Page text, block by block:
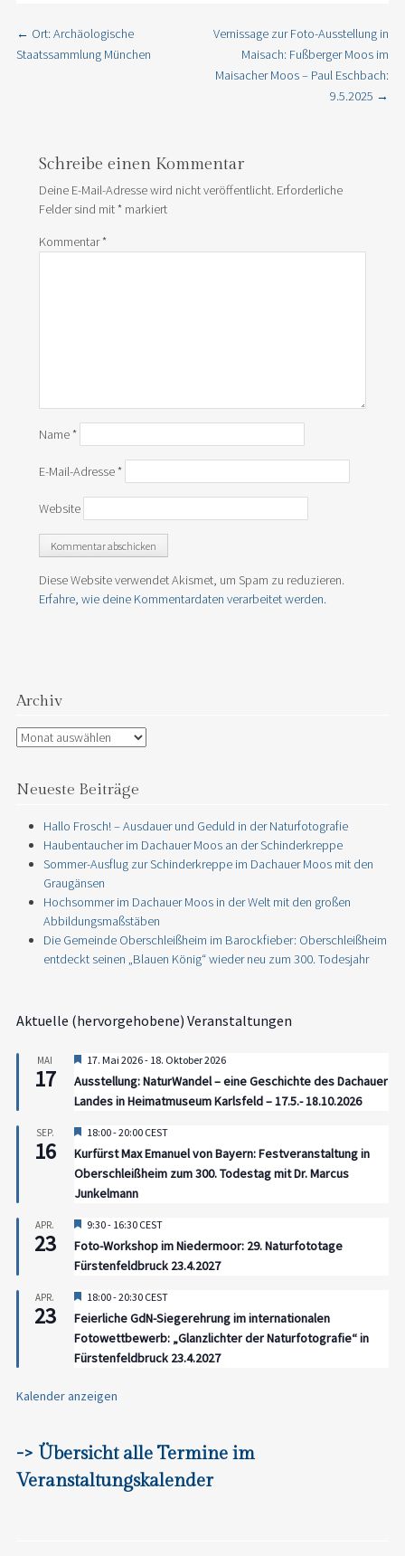
Post navigation
← Ort: Archäologische
Staatssammlung München
Vernissage zur Foto-Ausstellung in
Maisach: Fußberger Moos im
Maisacher Moos – Paul Eschbach:
9.5.2025 →
Schreibe einen Kommentar
Deine E-Mail-Adresse wird nicht veröffentlicht. Erforderliche
Felder sind mit*markiert
Kommentar*
Name*
E-Mail-Adresse*
Website
Diese Website verwendet Akismet, um Spam zu reduzieren.
Erfahre, wie deine Kommentardaten verarbeitet werden.
Archiv
Archiv
Neueste Beiträge
Hallo Frosch! – Ausdauer und Geduld in der Naturfotografie
Haubentaucher im Dachauer Moos an der Schinderkreppe
Sommer-Ausflug zur Schinderkreppe im Dachauer Moos mit den
Graugänsen
Hochsommer im Dachauer Moos in der Welt mit den großen
Abbildungsmaßstäben
Die Gemeinde Oberschleißheim im Barockfieber: Oberschleißheim
entdeckt seinen „Blauen König“ wieder neu zum 300. Todesjahr
Aktuelle (hervorgehobene) Veranstaltungen
MAI
17
Hervorgehoben
17. Mai 2026- 18. Oktober 2026
Ausstellung: NaturWandel – eine Geschichte des Dachauer
Landes in Heimatmuseum Karlsfeld – 17.5.- 18.10.2026
SEP.
16
Hervorgehoben
18:00-20:00 CEST
Kurfürst Max Emanuel von Bayern: Festveranstaltung in
Oberschleißheim zum 300. Todestag mit Dr. Marcus
Junkelmann
APR.
23
Hervorgehoben
9:30- 16:30 CEST
Foto-Workshop im Niedermoor: 29. Naturfototage
Fürstenfeldbruck 23.4.2027
APR.
23
Hervorgehoben
18:00-20:30 CEST
Feierliche GdN-Siegerehrung im internationalen
Fotowettbewerb: „Glanzlichter der Naturfotografie“ in
Fürstenfeldbruck 23.4.2027
Kalender anzeigen
-> Übersicht alle Termine im
Veranstaltungskalender